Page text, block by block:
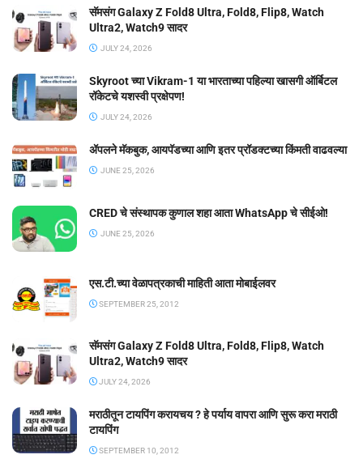
सॅमसंग Galaxy Z Fold8 Ultra, Fold8, Flip8, Watch
Ultra2, Watch9 सादर
JULY 24, 2026
Skyroot च्या Vikram-1 या भारताच्या पहिल्या खासगी ऑर्बिटल
रॉकेटचे यशस्वी प्रक्षेपण!
JULY 24, 2026
ॲपलने मॅकबुक, आयपॅडच्या आणि इतर प्रॉडक्टच्या किंमती वाढवल्या
JUNE 25, 2026
CRED चे संस्थापक कुणाल शहा आता WhatsApp चे सीईओ!
JUNE 25, 2026
एस.टी.च्या वेळापत्रकाची माहिती आता मोबाईलवर
SEPTEMBER 25, 2012
सॅमसंग Galaxy Z Fold8 Ultra, Fold8, Flip8, Watch
Ultra2, Watch9 सादर
JULY 24, 2026
मराठीतून टायपिंग करायचय ? हे पर्याय वापरा आणि सुरू करा मराठी
टायपिंग
SEPTEMBER 10, 2012